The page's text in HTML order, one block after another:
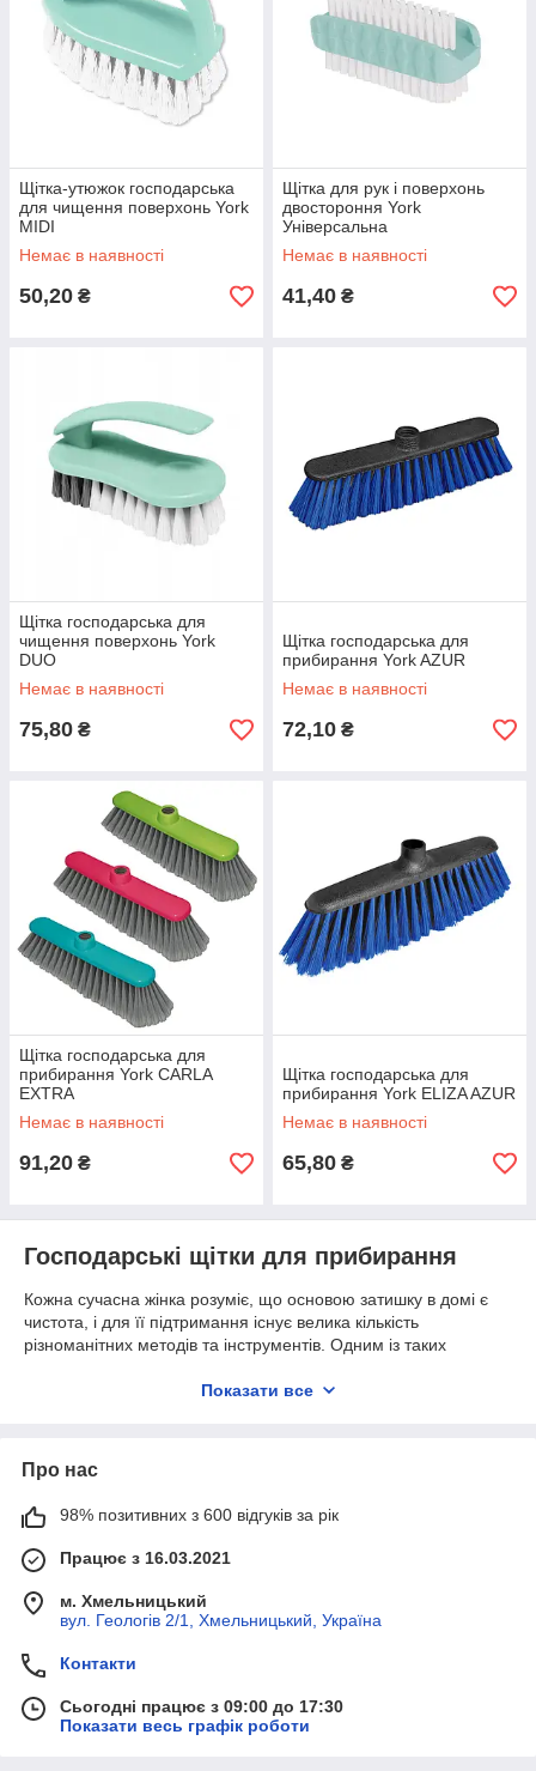
Щітка-утюжок господарська
для чищення поверхонь York
MIDI
Немає в наявності
50,20 ₴
Щітка для рук і поверхонь
двостороння York
Універсальна
Немає в наявності
41,40 ₴
Щітка господарська для
чищення поверхонь York
DUO
Немає в наявності
75,80 ₴
Щітка господарська для
прибирання York AZUR
Немає в наявності
72,10 ₴
Щітка господарська для
прибирання York CARLA
EXTRA
Немає в наявності
91,20 ₴
Щітка господарська для
прибирання York ELIZA AZUR
Немає в наявності
65,80 ₴
Господарські щітки для прибирання
Кожна сучасна жінка розуміє, що основою затишку в домі є
чистота, і для її підтримання існує велика кількість
різноманітних методів та інструментів. Одним із таких
минулому для цих цілей використовували віники і ганчірки,
господині по всьому світу.
Висока ефективність прибирання – завдяки якісній
справляється з пилом, брудом і сміттям, навіть у
важкодоступних куточках.
Довговічність та економія – щітки господарські
конструкцій дає змогу підібрати господарську щітку для
різних типів поверхонь.
Показати все
Про нас
98% позитивних з 600 відгуків за рік
Працює з 16.03.2021
м. Хмельницький
вул. Геологів 2/1, Хмельницький, Україна
Контакти
Сьогодні працює з 09:00 до 17:30
Показати весь графік роботи